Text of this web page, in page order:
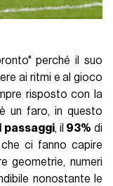
perché il suo
ai ritmi e al gioco
risposto con la
un faro, in questo
passaggi, il 93% di
ci fanno capire
geometrie, numeri
nonostante le